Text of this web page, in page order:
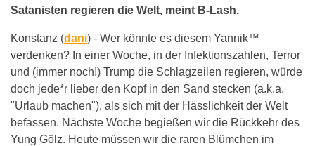
Satanisten regieren die Welt, meint B-Lash.
Konstanz (dani) - Wer könnte es diesem Yannik™
verdenken? In einer Woche, in der Infektionszahlen, Terror
und (immer noch!) Trump die Schlagzeilen regieren, würde
doch jede*r lieber den Kopf in den Sand stecken (a.k.a.
"Urlaub machen"), als sich mit der Hässlichkeit der Welt
befassen. Nächste Woche begießen wir die Rückkehr des
Yung Gölz. Heute müssen wir die raren Blümchen im